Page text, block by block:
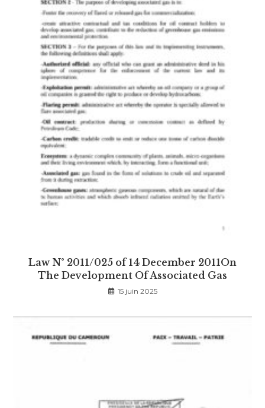
Law N° 2011/025 of 14 December 2011On
The Development Of Associated Gas
15 juin 2025